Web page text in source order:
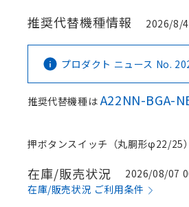
推奨代替機種情報 2026/8/
プロダクト ニュース No.
推奨代替機種はA22NN-BGA-
押ボタンスイッチ（丸胴形φ22/25
在庫/販売状況
2026/08/07
在庫/販売状況 ご利用条件